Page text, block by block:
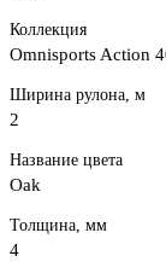
Коллекция
Omnisports Action
Ширина рулона, м
2
Название цвета
Oak
Толщина, мм
4